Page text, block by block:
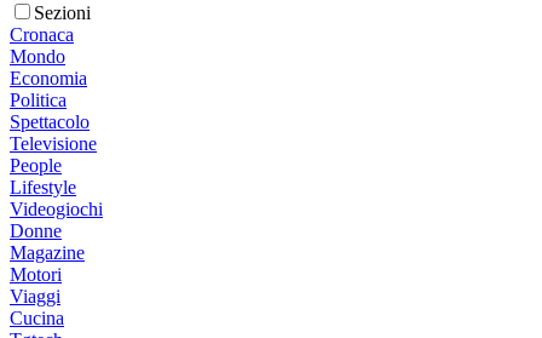
Sezioni
Cronaca
Mondo
Economia
Politica
Spettacolo
Televisione
People
Lifestyle
Videogiochi
Donne
Magazine
Motori
Viaggi
Cucina